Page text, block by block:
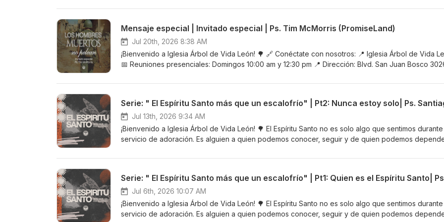
donde aprenderemos lo que significa vivir llenos, guiados, fortalecidos y capacitados por el
una manera más profunda. 🔗 Conéctate con nosotros: 📍 Iglesia Árbol de Vida León 📅 Reuniones
presenciales: Domingos 10:00 am y 12:30 pm 📍 Dirección: Blvd. San Juan Bosco 3026, Cañada del
Refugio, 37458 León, Gto. 🌐 Sitio web: arboldevidaleon.com 📸 Instagram: /
¿Necesitas oración? Déjanos un comentario o escríbenos directamente y nuestro equipo estará
Mensaje especial | Invitado especial | Ps. Tim McMorris (PromiseLand)
Jul 20th, 2026 8:38 AM
¡Bienvenido a Iglesia Árbol de Vida León! 🌳 🔗 Conéctate con nosotros: 📍 Iglesia Árbol de Vida
📅 Reuniones presenciales: Domingos 10:00 am y 12:30 pm 📍 Dirección: Blvd. San Juan Bosco
https://www.instagram.com/iglesiaarboldevidaleon/ 🙏 ¿Necesitas oración? Déjanos un comentario o
contáctanos por Whatsapp al 477 525 9995
Jul 13th, 2026 9:34 AM
¡Bienvenido a Iglesia Árbol de Vida León! 🌳 El Espíritu Santo no es solo algo que sentimos durante
servicio de adoración. Es alguien a quien podemos conocer, seguir y de quien podemos
donde aprenderemos lo que significa vivir llenos, guiados, fortalecidos y capacitados por el
una manera más profunda. 🔗 Conéctate con nosotros: 📍 Iglesia Árbol de Vida León 📅 Reuniones
presenciales: Domingos 10:00 am y 12:30 pm 📍 Dirección: Blvd. San Juan Bosco 3026, Cañada del
Refugio, 37458 León, Gto. 🌐 Sitio web: arboldevidaleon.com 📸 Instagram:
https://www.instagram.com/iglesiaarboldevidaleon/ 🙏 ¿Necesitas oración? Déjanos un comentario o
Jul 6th, 2026 10:07 AM
¡Bienvenido a Iglesia Árbol de Vida León! 🌳 El Espíritu Santo no es solo algo que sentimos durante
servicio de adoración. Es alguien a quien podemos conocer, seguir y de quien podemos